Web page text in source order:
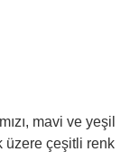
mavi ve yeşil
üzere çeşitli renk